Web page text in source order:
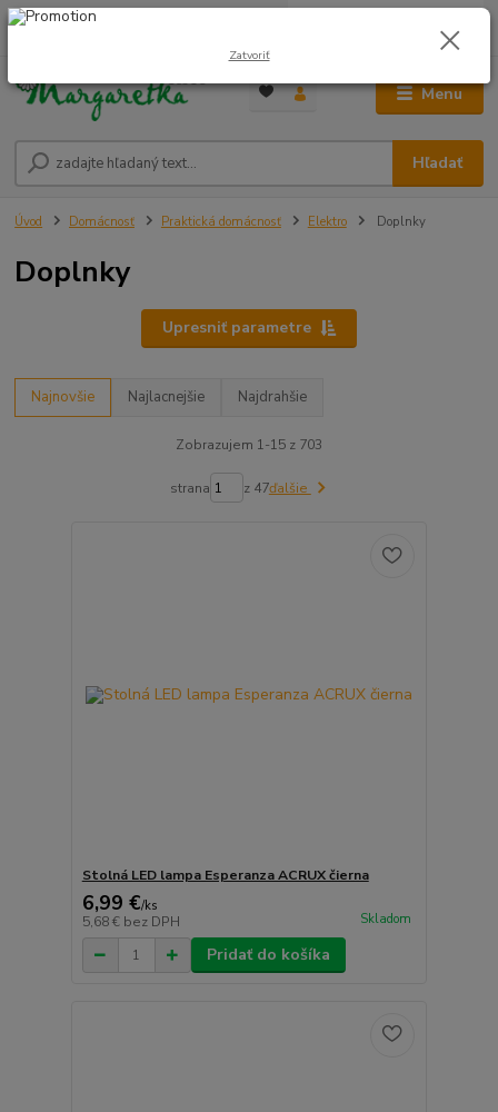
Menu
Hľadať
0948 236 042
0,00 €
Úvod Domácnosť Praktická domácnosť Elektro Doplnky
Doplnky
Upresniť parametre
Najnovšie Najlacnejšie Najdrahšie
Zobrazujem 1-15 z 703
strana z 47ďalšie
Stolná LED lampa Esperanza ACRUX čierna
6,99 €/ks
5,68 € bez DPH Skladom
Pridať do košíka
Zatvoriť